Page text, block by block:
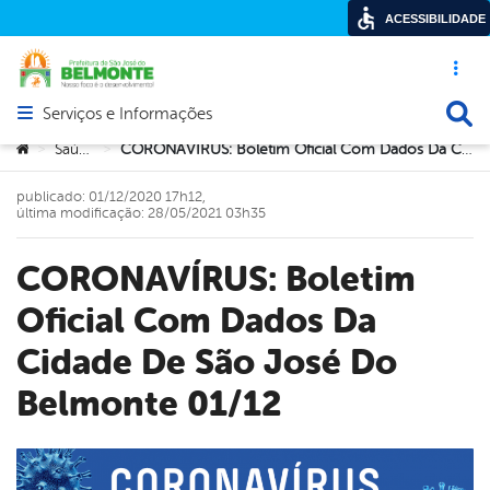
Acesso
Abrir menu principal de navegação
Serviços e Informações
Você está aqui:
> Saúde > CORONAVÍRUS: Boletim Oficial Com Dados Da Cidade De São José Do Belmonte 01/12
CORONAVÍRUS: Boletim
Oficial Com Dados Da
Cidade De São José Do
Belmonte 01/12
publicado: 01/12/2020 17h12,
última modificação: 28/05/2021 03h35
ACESSIBILIDADE